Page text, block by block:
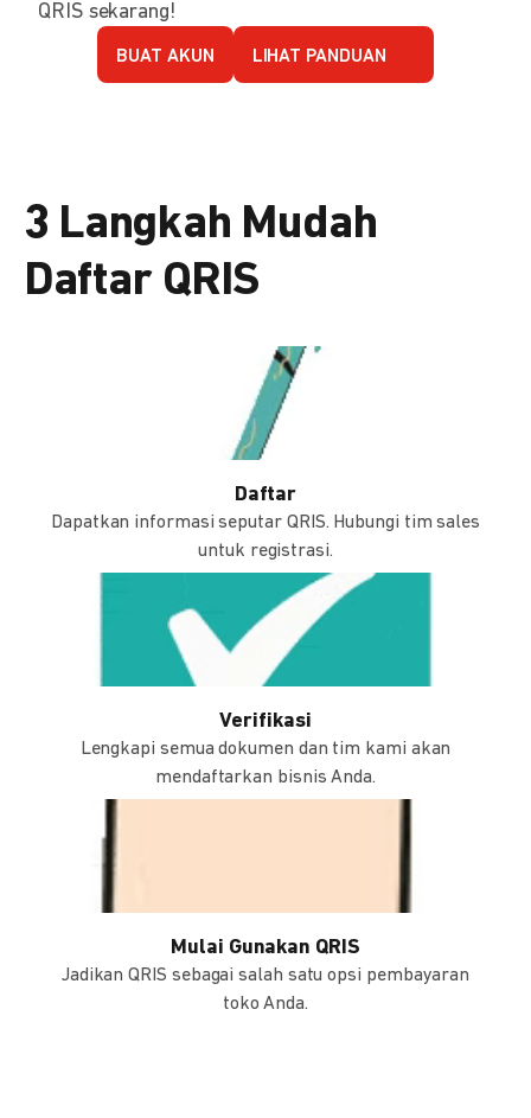
QRIS sekarang!
BUAT AKUN LIHAT PANDUAN
3 Langkah Mudah
Daftar QRIS
Daftar
Dapatkan informasi seputar QRIS. Hubungi tim sales
untuk registrasi.
Verifikasi
Lengkapi semua dokumen dan tim kami akan
mendaftarkan bisnis Anda.
Mulai Gunakan QRIS
Jadikan QRIS sebagai salah satu opsi pembayaran
toko Anda.